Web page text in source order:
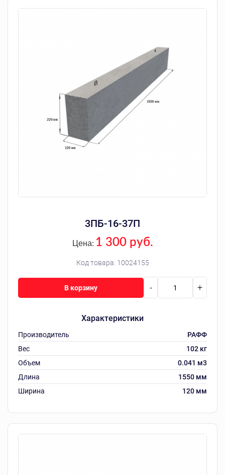
3ПБ-16-37П
Код товара: 10024155
Цена: 1 300 руб.
Характеристики
Производитель
РАФФ
Вес
102 кг
Объем
0.041 м3
Длина
1550 мм
Ширина
120 мм
- +
В корзину